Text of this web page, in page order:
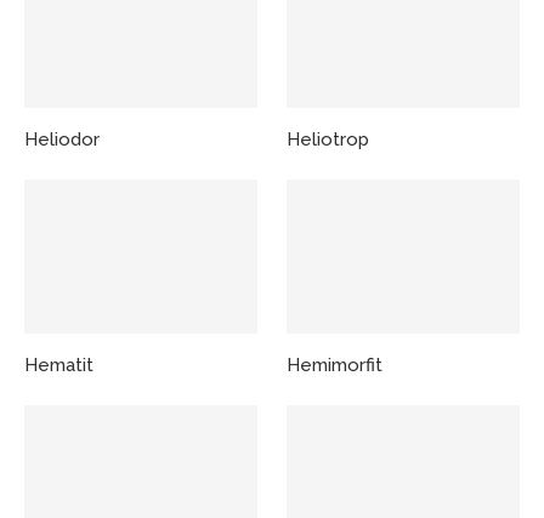
Heliodor Heliotrop
Hematit Hemimorfit